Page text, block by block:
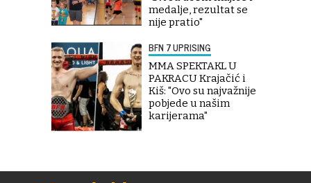
medalje, rezultat se
nije pratio"
BFN 7 UPRISING
MMA SPEKTAKL U
PAKRACU Krajačić i
Kiš: "Ovo su najvažnije
pobjede u našim
karijerama"